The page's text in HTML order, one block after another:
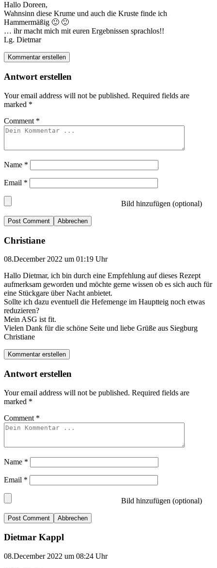
Hallo Doreen,
Wahnsinn diese Krume und auch die Kruste finde ich
Hammermäßig 🙂 🙂
… ihr macht mich mit euren Ergebnissen sprachlos!!
Lg. Dietmar
Kommentar erstellen
Antwort erstellen
Your email address will not be published. Required fields are
marked *
Comment *
Name *
Email *
Bild hinzufügen (optional)
Abbrechen
Christiane
08.December 2022 um 01:19 Uhr
Hallo Dietmar, ich bin durch eine Empfehlung auf dieses Rezept
aufmerksam geworden und möchte gerne wissen ob es sich auch für
eine Stückgare über Nacht anbietet.
Sollte ich dazu eventuell die Hefemenge im Hauptteig noch etwas
reduzieren?
Mein ASG ist fit.
Vielen Dank für die schöne Seite und liebe Grüße aus Siegburg
Christiane
Kommentar erstellen
Antwort erstellen
Your email address will not be published. Required fields are
marked *
Comment *
Name *
Email *
Bild hinzufügen (optional)
Abbrechen
Dietmar Kappl
08.December 2022 um 08:24 Uhr